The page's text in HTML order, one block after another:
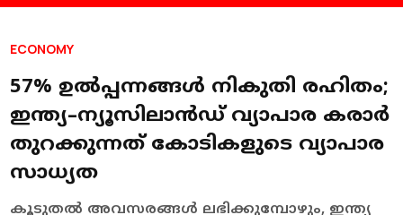
ECONOMY
57% ഉൽപ്പന്നങ്ങൾ നികുതി രഹിതം;
ഇന്ത്യ–ന്യൂസിലാൻഡ് വ്യാപാര കരാർ
തുറക്കുന്നത് കോടികളുടെ വ്യാപാര
സാധ്യത
കൂടുതൽ അവസരങ്ങൾ ലഭിക്കുമ്പോഴും, ഇന്ത്യ